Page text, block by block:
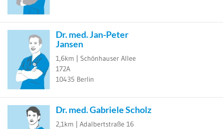
Dr. med. Jan-Peter
Jansen
1,6km | Schönhauser Allee
172A
10435 Berlin
Dr. med. Gabriele Scholz
2,1km | Adalbertstraße 16